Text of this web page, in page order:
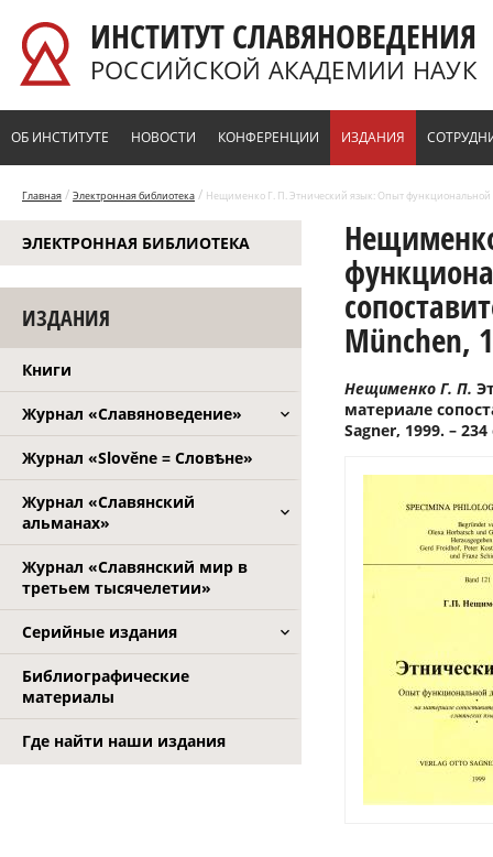
ИНСТИТУТ СЛАВЯНОВЕДЕНИЯ
РОССИЙСКОЙ АКАДЕМИИ НАУК
ОБ ИНСТИТУТЕ НОВОСТИ КОНФЕРЕНЦИИ ИЗДАНИЯ
Главная / Электронная библиотека / Нещименко Г. П. Этнический язык: Опыт функциональной
ЭЛЕКТРОННАЯ БИБЛИОТЕКА
ИЗДАНИЯ
Книги
Журнал «Славяноведение»
Журнал «Slověne = Словѣне»
Журнал «Славянский
альманах»
Журнал «Славянский мир в
третьем тысячелетии»
Серийные издания
Библиографические
материалы
Где найти наши издания
München,
Нещименко Г. П.
материале
Sagner, 1999. –